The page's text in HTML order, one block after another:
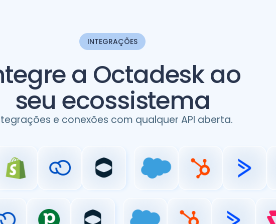
INTEGRAÇÕES
a Octadesk ao
seu ecossistema
e conexões com qualquer API aberta.